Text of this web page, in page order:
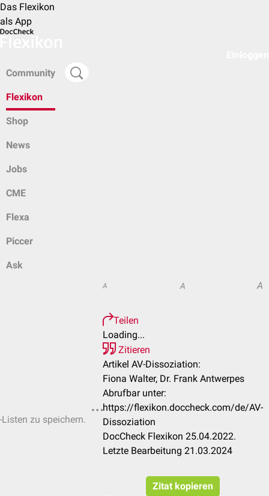
Das Flexikon
als App
Community
Flexikon
Shop
News
Jobs
CME
Flexa
Piccer
Ask
zu speichern.
A A A
Teilen
Loading...
Zitieren
Artikel AV-Dissoziation:
Fiona Walter, Dr. Frank Antwerpes
Abrufbar unter:
https://flexikon.doccheck.com/de/AV-
Dissoziation
DocCheck Flexikon 25.04.2022.
Letzte Bearbeitung 21.03.2024
Zitat kopieren